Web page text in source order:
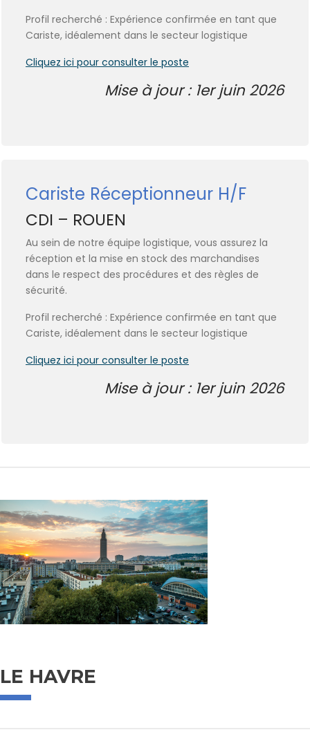
Profil recherché : Expérience confirmée en tant que
Cariste, idéalement dans le secteur logistique
Cliquez ici pour consulter le poste
Mise à jour : 1er juin 2026
Cariste Réceptionneur H/F
CDI – ROUEN
Au sein de notre équipe logistique, vous assurez la
réception et la mise en stock des marchandises
dans le respect des procédures et des règles de
sécurité.
Profil recherché : Expérience confirmée en tant que
Cariste, idéalement dans le secteur logistique
Cliquez ici pour consulter le poste
Mise à jour : 1er juin 2026
LE HAVRE